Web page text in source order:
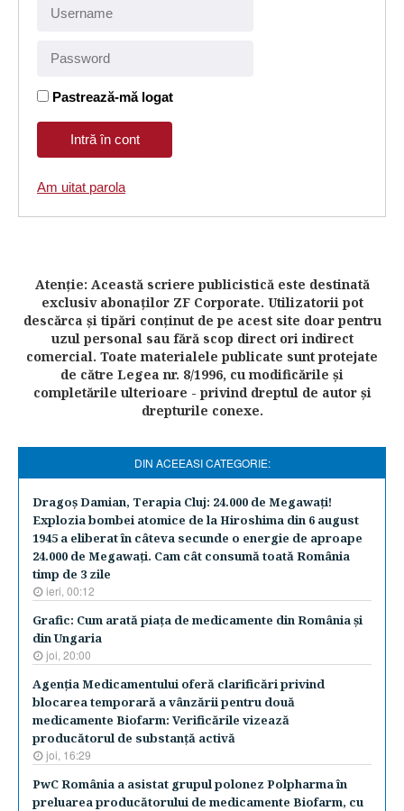
Pastrează-mă logat
Am uitat parola
Atenţie: Această scriere publicistică este destinată
exclusiv abonaţilor ZF Corporate. Utilizatorii pot
descărca şi tipări conţinut de pe acest site doar pentru
uzul personal sau fără scop direct ori indirect
comercial. Toate materialele publicate sunt protejate
de către Legea nr. 8/1996, cu modificările şi
completările ulterioare - privind dreptul de autor şi
drepturile conexe.
DIN ACEEASI CATEGORIE:
Dragoş Damian, Terapia Cluj: 24.000 de Megawaţi!
Explozia bombei atomice de la Hiroshima din 6 august
1945 a eliberat în câteva secunde o energie de aproape
24.000 de Megawaţi. Cam cât consumă toată România
timp de 3 zile
ieri, 00:12
Grafic: Cum arată piaţa de medicamente din România şi
din Ungaria
joi, 20:00
Agenţia Medicamentului oferă clarificări privind
blocarea temporară a vânzării pentru două
medicamente Biofarm: Verificările vizează
producătorul de substanţă activă
joi, 16:29
PwC România a asistat grupul polonez Polpharma în
preluarea producătorului de medicamente Biofarm, cu